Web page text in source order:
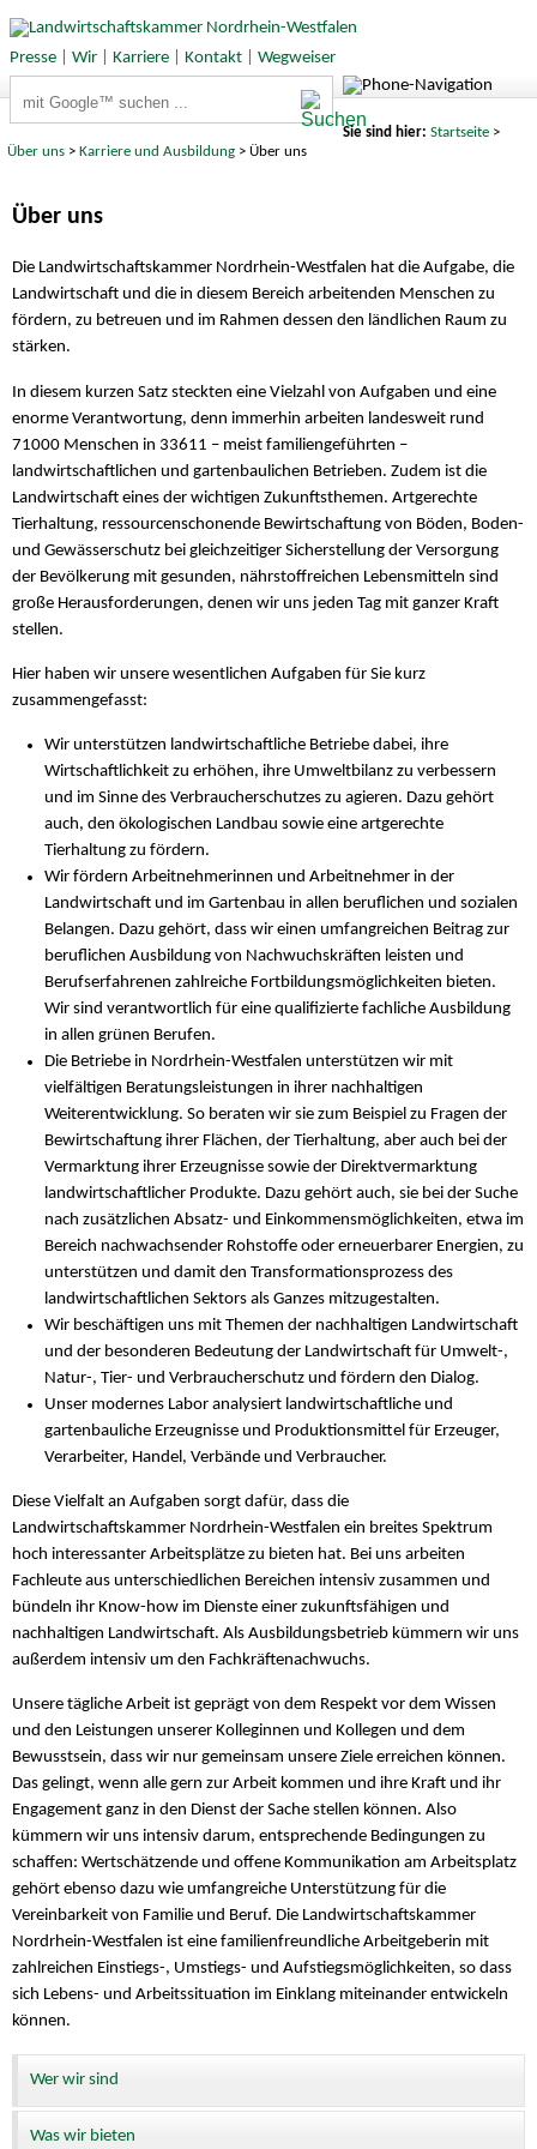
Presse| Wir| Karriere| Kontakt| Wegweiser
Sie sind hier: Startseite>
Über uns >Karriere und Ausbildung > Über uns
Über uns
Die Landwirtschaftskammer Nordrhein-Westfalen hat die Aufgabe, die
Landwirtschaft und die in diesem Bereich arbeitenden Menschen zu
fördern, zu betreuen und im Rahmen dessen den ländlichen Raum zu
stärken.
In diesem kurzen Satz steckten eine Vielzahl von Aufgaben und eine
enorme Verantwortung, denn immerhin arbeiten landesweit rund
71000 Menschen in 33611 – meist familiengeführten –
landwirtschaftlichen und gartenbaulichen Betrieben. Zudem ist die
Landwirtschaft eines der wichtigen Zukunftsthemen. Artgerechte
Tierhaltung, ressourcenschonende Bewirtschaftung von Böden, Boden-
und Gewässerschutz bei gleichzeitiger Sicherstellung der Versorgung
der Bevölkerung mit gesunden, nährstoffreichen Lebensmitteln sind
große Herausforderungen, denen wir uns jeden Tag mit ganzer Kraft
stellen.
Hier haben wir unsere wesentlichen Aufgaben für Sie kurz
zusammengefasst:
Wir unterstützen landwirtschaftliche Betriebe dabei, ihre
Wirtschaftlichkeit zu erhöhen, ihre Umweltbilanz zu verbessern
und im Sinne des Verbraucherschutzes zu agieren. Dazu gehört
auch, den ökologischen Landbau sowie eine artgerechte
Tierhaltung zu fördern.
Wir fördern Arbeitnehmerinnen und Arbeitnehmer in der
Landwirtschaft und im Gartenbau in allen beruflichen und sozialen
Belangen. Dazu gehört, dass wir einen umfangreichen Beitrag zur
beruflichen Ausbildung von Nachwuchskräften leisten und
Berufserfahrenen zahlreiche Fortbildungsmöglichkeiten bieten.
Wir sind verantwortlich für eine qualifizierte fachliche Ausbildung
in allen grünen Berufen.
Die Betriebe in Nordrhein-Westfalen unterstützen wir mit
vielfältigen Beratungsleistungen in ihrer nachhaltigen
Weiterentwicklung. So beraten wir sie zum Beispiel zu Fragen der
Bewirtschaftung ihrer Flächen, der Tierhaltung, aber auch bei der
Vermarktung ihrer Erzeugnisse sowie der Direktvermarktung
landwirtschaftlicher Produkte. Dazu gehört auch, sie bei der Suche
nach zusätzlichen Absatz- und Einkommensmöglichkeiten, etwa im
Bereich nachwachsender Rohstoffe oder erneuerbarer Energien, zu
unterstützen und damit den Transformationsprozess des
landwirtschaftlichen Sektors als Ganzes mitzugestalten.
Wir beschäftigen uns mit Themen der nachhaltigen Landwirtschaft
und der besonderen Bedeutung der Landwirtschaft für Umwelt-,
Natur-, Tier- und Verbraucherschutz und fördern den Dialog.
Unser modernes Labor analysiert landwirtschaftliche und
gartenbauliche Erzeugnisse und Produktionsmittel für Erzeuger,
Verarbeiter, Handel, Verbände und Verbraucher.
Diese Vielfalt an Aufgaben sorgt dafür, dass die
Landwirtschaftskammer Nordrhein-Westfalen ein breites Spektrum
hoch interessanter Arbeitsplätze zu bieten hat. Bei uns arbeiten
Fachleute aus unterschiedlichen Bereichen intensiv zusammen und
bündeln ihr Know-how im Dienste einer zukunftsfähigen und
nachhaltigen Landwirtschaft. Als Ausbildungsbetrieb kümmern wir uns
außerdem intensiv um den Fachkräftenachwuchs.
Unsere tägliche Arbeit ist geprägt von dem Respekt vor dem Wissen
und den Leistungen unserer Kolleginnen und Kollegen und dem
Bewusstsein, dass wir nur gemeinsam unsere Ziele erreichen können.
Das gelingt, wenn alle gern zur Arbeit kommen und ihre Kraft und ihr
Engagement ganz in den Dienst der Sache stellen können. Also
kümmern wir uns intensiv darum, entsprechende Bedingungen zu
schaffen: Wertschätzende und offene Kommunikation am Arbeitsplatz
gehört ebenso dazu wie umfangreiche Unterstützung für die
Vereinbarkeit von Familie und Beruf. Die Landwirtschaftskammer
Nordrhein-Westfalen ist eine familienfreundliche Arbeitgeberin mit
zahlreichen Einstiegs-, Umstiegs- und Aufstiegsmöglichkeiten, so dass
sich Lebens- und Arbeitssituation im Einklang miteinander entwickeln
können.
Wer wir sind
Was wir bieten